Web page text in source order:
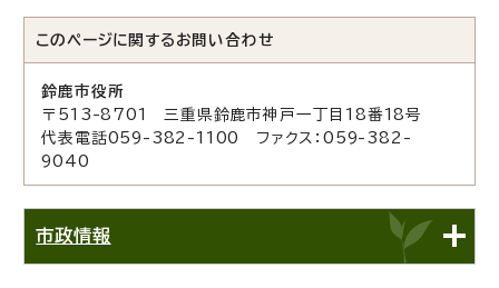
このページに関する お問い合わせ
鈴鹿市役所
〒513-8701 三重県鈴鹿市神戸一丁目18番18号
代表電話059-382-1100 ファクス：059-382-
9040
市政情報